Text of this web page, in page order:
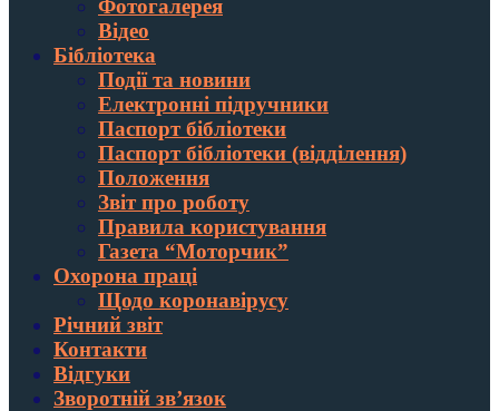
Фотогалерея
Відео
Бібліотека
Події та новини
Електронні підручники
Паспорт бібліотеки
Паспорт бібліотеки (відділення)
Положення
Звіт про роботу
Правила користування
Газета “Моторчик”
Охорона праці
Щодо коронавірусу
Річний звіт
Контакти
Відгуки
Зворотній зв’язок